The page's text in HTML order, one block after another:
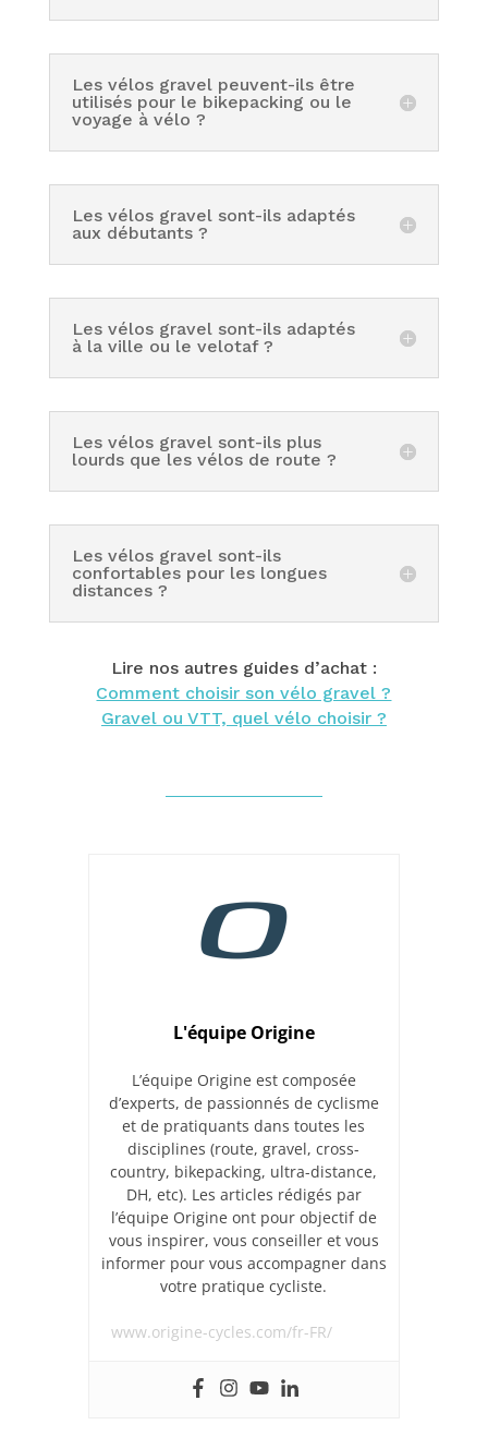
Les vélos gravel peuvent-ils être
utilisés pour le bikepacking ou le
voyage à vélo ?
Les vélos gravel sont-ils adaptés
aux débutants ?
Les vélos gravel sont-ils adaptés
à la ville ou le velotaf ?
Les vélos gravel sont-ils plus
lourds que les vélos de route ?
Les vélos gravel sont-ils
confortables pour les longues
distances ?
Lire nos autres guides d’achat :
Comment choisir son vélo gravel ?
Gravel ou VTT, quel vélo choisir ?
L'équipe Origine
L’équipe Origine est composée
d’experts, de passionnés de cyclisme
et de pratiquants dans toutes les
disciplines (route, gravel, cross-
country, bikepacking, ultra-distance,
DH, etc). Les articles rédigés par
l’équipe Origine ont pour objectif de
vous inspirer, vous conseiller et vous
informer pour vous accompagner dans
votre pratique cycliste.
www.origine-cycles.com/fr-FR/